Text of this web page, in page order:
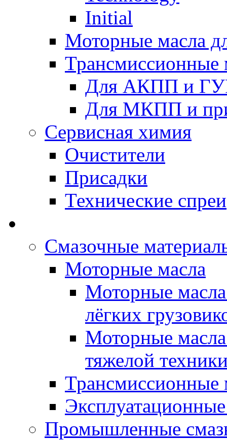
Initial
Моторные масла
Трансмиссионные
Для АКПП и
Для МКПП и
Сервисная химия
Очистители
Присадки
Технические спреи
Смазочные
Моторные масла
Моторные
лёгких
Моторные
тяжелой
Трансмиссионные
Промышленные